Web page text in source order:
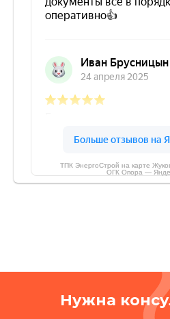
ТПК ЭнергоСтрой на карте
ОГК Опора —
Нужна